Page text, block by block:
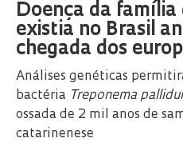
Doença da família
existia no Brasil
chegada dos
Análises genéticas
bactéria Treponema
ossada de 2 mil anos de
catarinenese